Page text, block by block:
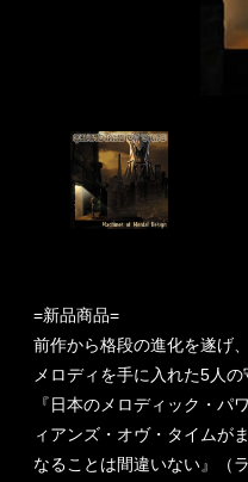
=新品商品=
前作から格段の進化を遂げ
メロディを手に入れた5人の
『日本のメロディック・パ
ィアンズ・オヴ・タイムが
なることは間違いない』（